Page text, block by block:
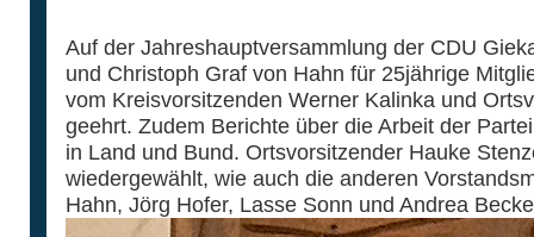
Auf der Jahreshauptversammlung der CDU
und Christoph Graf von Hahn für 25jährige
vom Kreisvorsitzenden Werner Kalinka und
geehrt. Zudem Berichte über die Arbeit der
in Land und Bund. Ortsvorsitzender Hauke
wiedergewählt, wie auch die anderen
Hahn, Jörg Hofer, Lasse Sonn und Andrea